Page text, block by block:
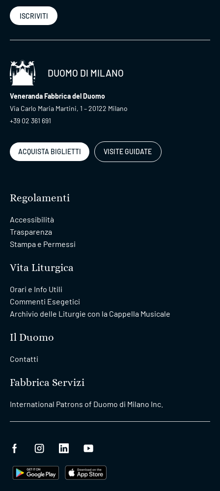
ISCRIVITI
DUOMO DI MILANO
Veneranda Fabbrica del Duomo
Via Carlo Maria Martini, 1 – 20122 Milano
+39 02 361 691
ACQUISTA BIGLIETTI VISITE GUIDATE
Regolamenti
Accessibilità
Trasparenza
Stampa e Permessi
Vita Liturgica
Orari e Info Utili
Commenti Esegetici
Archivio delle Liturgie con la Cappella Musicale
Il Duomo
Contatti
Fabbrica Servizi
International Patrons of Duomo di Milano Inc.